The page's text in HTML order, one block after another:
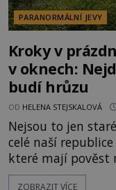
PARANORMÁLNÍ JEVY
Kroky v
v oknech:
budí hrůzu
OD HELENA STEJSKALOVÁ
Nejsou to jen
celé naší
které mají pověst
ozývají
ZOBRAZIT VÍCE